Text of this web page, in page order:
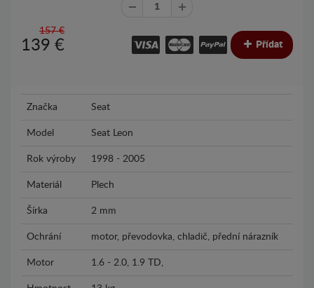
157 €
139 € Přídat
Značka Seat
Model Seat Leon
Rok výroby 1998 - 2005
Materiál Plech
Šírka 2 mm
Ochrání motor, převodovka, chladič, přední nárazník
Motor 1.6 - 2.0, 1.9 TD,